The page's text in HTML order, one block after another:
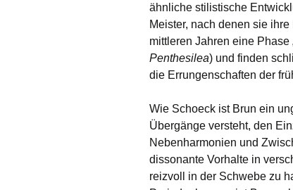
ähnliche stilistische
Meister, nach denen sie
mittleren Jahren eine
Penthesilea) und finden
die Errungenschaften der
Wie Schoeck ist Brun ein
Übergänge versteht, den
Nebenharmonien und
dissonante Vorhalte in
reizvoll in der Schwebe zu